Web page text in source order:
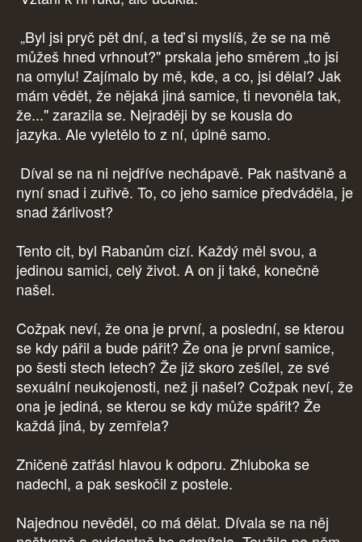
„Byl jsi pryč pět dní, a teď si myslíš, že se na mě
můžeš hned vrhnout?" prskala jeho směrem „to jsi
na omylu! Zajímalo by mě, kde, a co, jsi dělal? Jak
mám vědět, že nějaká jiná samice, ti nevoněla tak,
že..." zarazila se. Nejraději by se kousla do
jazyka. Ale vyletělo to z ní, úplně samo.
Díval se na ni nejdříve nechápavě. Pak naštvaně a
nyní snad i zuřivě. To, co jeho samice předváděla, je
snad žárlivost?
Tento cit, byl Rabanům cizí. Každý měl svou, a
jedinou samici, celý život. A on ji také, konečně
našel.
Cožpak neví, že ona je první, a poslední, se kterou
se kdy pářil a bude pářit? Že ona je první samice,
po šesti stech letech? Že již skoro zešílel, ze své
sexuální neukojenosti, než ji našel? Cožpak neví, že
ona je jediná, se kterou se kdy může spářit? Že
každá jiná, by zemřela?
Zničeně zatřásl hlavou k odporu. Zhluboka se
nadechl, a pak seskočil z postele.
Najednou nevěděl, co má dělat. Dívala se na něj